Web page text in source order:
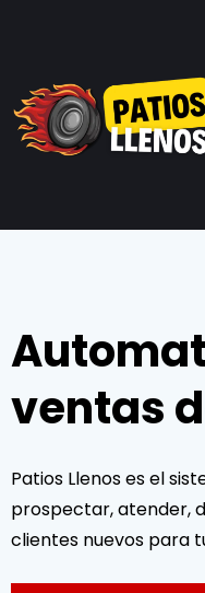
ventas
Patios Llenos es el
prospectar, atender,
clientes nuevos para